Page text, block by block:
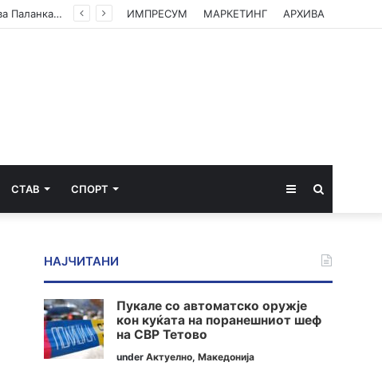
ЦУК со пресек до 13 часот: Активни пожари во Аеродром, Илинден, Босилово, Крива Паланка и Гостивар ИМПРЕСУМ МАРКЕТИНГ АРХИВА
СТАВ СПОРТ Sidebar
НАЈЧИТАНИ
Пукале со автоматско оружје
кон куќата на поранешниот шеф
на СВР Тетово
underАктуелно,Македонија